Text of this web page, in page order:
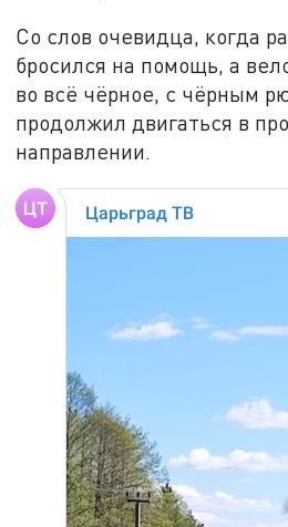
Со слов очевидца, когда
бросился на помощь, а
во всё чёрное, с чёрным
продолжил двигаться в
направлении.